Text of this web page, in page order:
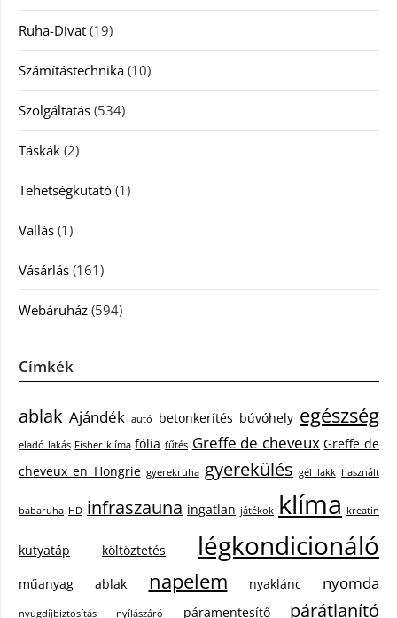
Ruha-Divat (19)
Számítástechnika (10)
Szolgáltatás (534)
Táskák (2)
Tehetségkutató (1)
Vallás (1)
Vásárlás (161)
Webáruház (594)
Címkék
ablak Ajándék autó betonkerítés búvóhely egészség
eladó lakás Fisher klíma fólia fűtés Greffe de cheveux Greffe de
cheveux en Hongrie gyerekruha gyerekülés gél lakk használt
babaruha HD infraszauna ingatlan játékok klíma kreatin
kutyatáp költöztetés légkondicionáló
műanyag ablak napelem nyaklánc nyomda
nyugdíjbiztosítás nyílászáró páramentesítő párátlanító